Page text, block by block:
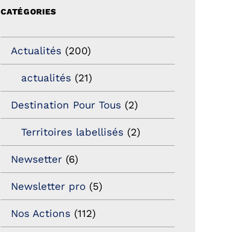
CATÉGORIES
Actualités (200)
actualités (21)
Destination Pour Tous (2)
Territoires labellisés (2)
Newsetter (6)
Newsletter pro (5)
Nos Actions (112)